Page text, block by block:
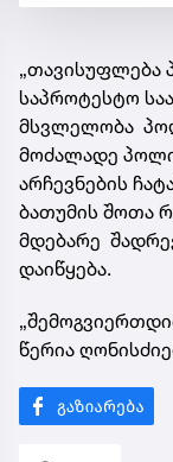
„თავისუფლება
საპროტესტო
მსვლელობა
მოძალადე
არჩევნების
ბათუმის შოთა
მდებარე
დაიწყება.
წერია